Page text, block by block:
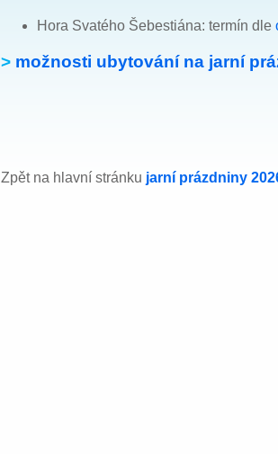
Hora Svatého Šebestiána: termín dle
> možnosti ubytování na jarní
Zpět na hlavní stránku jarní prázdniny